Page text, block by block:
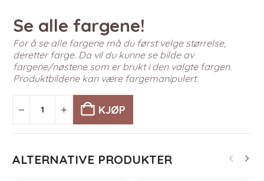
Se alle fargene!
For å se alle fargene må du først velge størrelse,
deretter farge. Da vil du kunne se bilde av
fargene/nøstene som er brukt i den valgte fargen.
Produktbildene kan være fargemanipulert.
KJØP
ALTERNATIVE PRODUKTER